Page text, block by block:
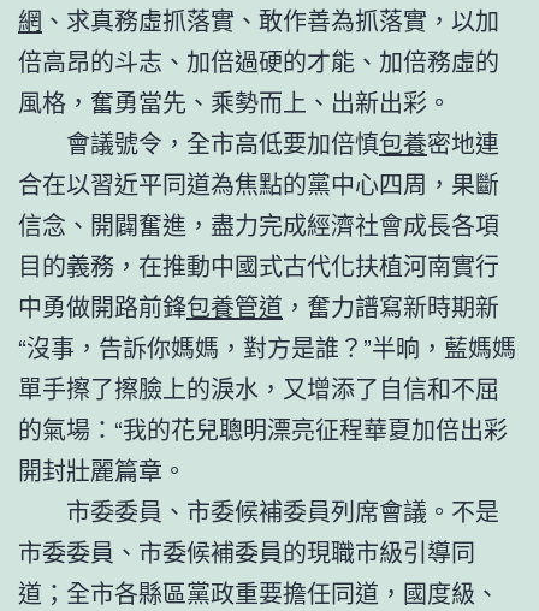
網 、求真務虛抓落實、敢作善為抓落實，以加
倍高昂的斗志、加倍過硬的才能、加倍務虛的
風格，奮勇當先、乘勢而上、出新出彩。
會議號令，全市高低要加倍慎包養密地連
合在以習近平同道為焦點的黨中心四周，果斷
信念、開闢奮進，盡力完成經濟社會成長各項
目的義務，在推動中國式古代化扶植河南實行
中勇做開路前鋒包養管道 ，奮力譜寫新時期新
“沒事，告訴你媽媽，對方是誰？”半晌，藍媽媽
單手擦了擦臉上的淚水，又增添了自信和不屈
的氣場：“我的花兒聰明漂亮征程華夏加倍出彩
開封壯麗篇章。
市委委員、市委候補委員列席會議。不是
市委委員、市委候補委員的現職市級引導同
道；全市各縣區黨政重要擔任同道，國度級、